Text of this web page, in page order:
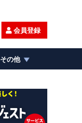
会員登録
その他